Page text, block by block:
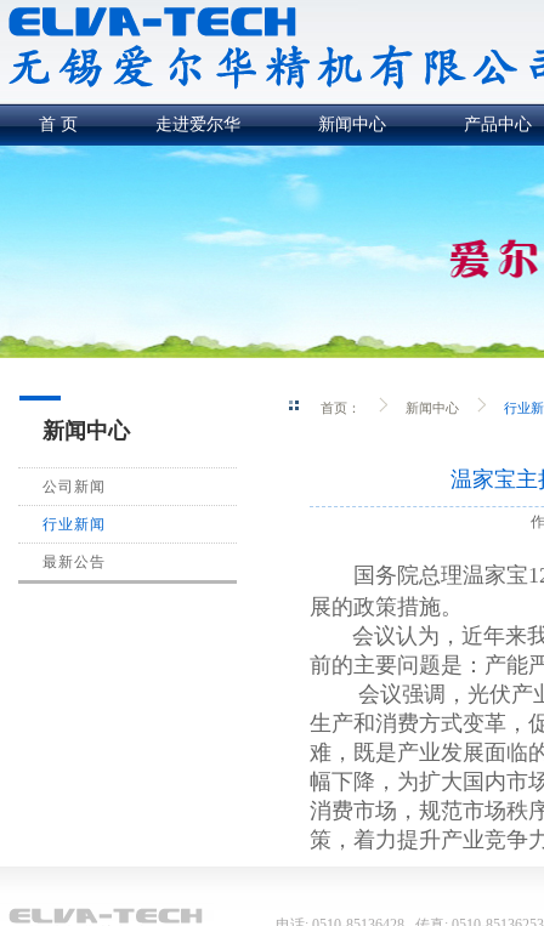
首 页 走进爱尔华 新闻中心 产品中心
新闻中心
公司新闻
行业新闻
最新公告
首页： 新闻中心 行业
温家宝主
国务院总理温家宝
展的政策措施。
会议认为，近年来我
前的主要问题是：产能
会议强调，光伏产业
生产和消费方式变革，
难，既是产业发展面临
幅下降，为扩大国内市
消费市场，规范市场秩
策，着力提升产业竞争